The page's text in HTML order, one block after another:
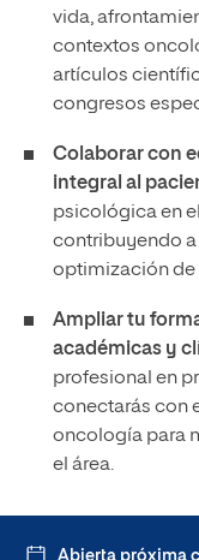
vida,
contextos
artículos
congresos
Colaborar con
integral al
psicológica en
contribuyendo a
optimización de
Ampliar tu
académicas y
profesional en
conectarás con
oncología para
el área.
Abierta próxima